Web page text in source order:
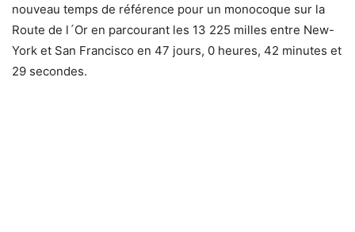
nouveau temps de référence pour un monocoque sur la
Route de l´Or en parcourant les 13 225 milles entre New-
York et San Francisco en 47 jours, 0 heures, 42 minutes et
29 secondes.